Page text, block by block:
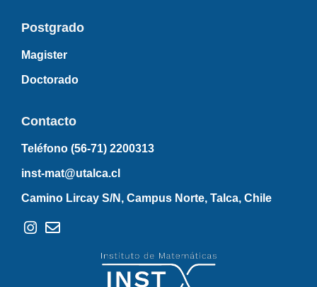
Postgrado
Magister
Doctorado
Contacto
Teléfono (56-71) 2200313
inst-mat@utalca.cl
Camino Lircay S/N, Campus Norte, Talca, Chile